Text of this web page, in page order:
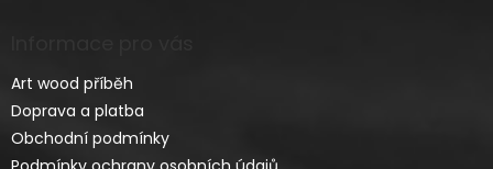
Art wood příběh
Doprava a platba
Obchodní podmínky